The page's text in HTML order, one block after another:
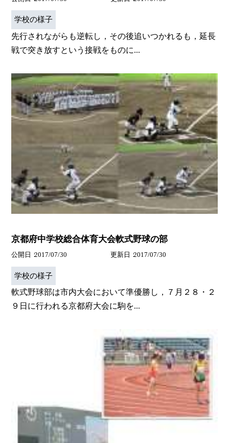
学校の様子
先行されながらも逆転し，その後追いつかれるも，延長
戦で突き放すという接戦をものに...
京都府中学校総合体育大会軟式野球の部
公開日 2017/07/30 更新日 2017/07/30
学校の様子
軟式野球部は市内大会において準優勝し，７月２８・２
９日に行われる京都府大会に駒を...